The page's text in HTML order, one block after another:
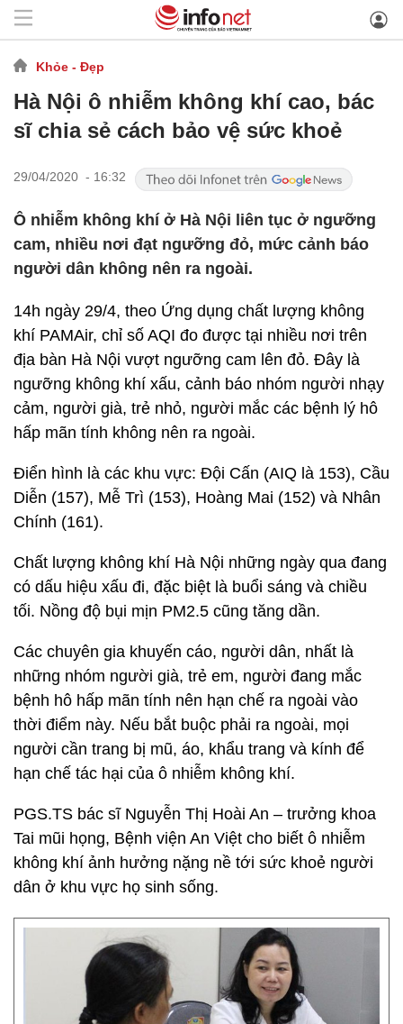
Khỏe - Đẹp
Hà Nội ô nhiễm không khí cao, bác
sĩ chia sẻ cách bảo vệ sức khoẻ
29/04/2020 - 16:32
Ô nhiễm không khí ở Hà Nội liên tục ở ngưỡng
cam, nhiều nơi đạt ngưỡng đỏ, mức cảnh báo
người dân không nên ra ngoài.
14h ngày 29/4, theo Ứng dụng chất lượng không
khí PAMAir, chỉ số AQI đo được tại nhiều nơi trên
địa bàn Hà Nội vượt ngưỡng cam lên đỏ. Đây là
ngưỡng không khí xấu, cảnh báo nhóm người nhạy
cảm, người già, trẻ nhỏ, người mắc các bệnh lý hô
hấp mãn tính không nên ra ngoài.
Điển hình là các khu vực: Đội Cấn (AIQ là 153), Cầu
Diễn (157), Mễ Trì (153), Hoàng Mai (152) và Nhân
Chính (161).
Chất lượng không khí Hà Nội những ngày qua đang
có dấu hiệu xấu đi, đặc biệt là buổi sáng và chiều
tối. Nồng độ bụi mịn PM2.5 cũng tăng dần.
Các chuyên gia khuyến cáo, người dân, nhất là
những nhóm người già, trẻ em, người đang mắc
bệnh hô hấp mãn tính nên hạn chế ra ngoài vào
thời điểm này. Nếu bắt buộc phải ra ngoài, mọi
người cần trang bị mũ, áo, khẩu trang và kính để
hạn chế tác hại của ô nhiễm không khí.
PGS.TS bác sĩ Nguyễn Thị Hoài An – trưởng khoa
Tai mũi họng, Bệnh viện An Việt cho biết ô nhiễm
không khí ảnh hưởng nặng nề tới sức khoẻ người
dân ở khu vực họ sinh sống.